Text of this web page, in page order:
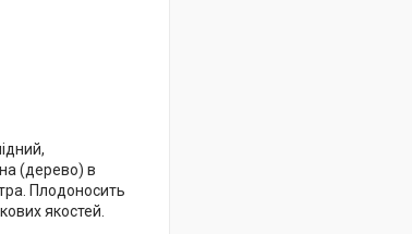
(дерево) в
Плодоносить
якостей.